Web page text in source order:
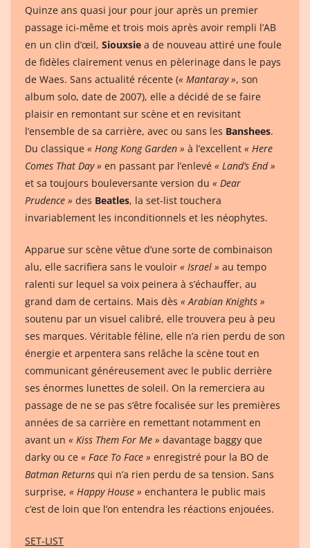
Quinze ans quasi jour pour jour après un premier
passage ici-même et trois mois après avoir rempli l’AB
en un clin d’œil, Siouxsie a de nouveau attiré une foule
de fidèles clairement venus en pèlerinage dans le pays
de Waes. Sans actualité récente (« Mantaray », son
album solo, date de 2007), elle a décidé de se faire
plaisir en remontant sur scène et en revisitant
l’ensemble de sa carrière, avec ou sans les Banshees.
Du classique « Hong Kong Garden » à l’excellent « Here
Comes That Day » en passant par l’enlevé « Land’s End »
et sa toujours bouleversante version du « Dear
Prudence » des Beatles, la set-list touchera
invariablement les inconditionnels et les néophytes.
Apparue sur scène vêtue d’une sorte de combinaison
alu, elle sacrifiera sans le vouloir « Israel » au tempo
ralenti sur lequel sa voix peinera à s’échauffer, au
grand dam de certains. Mais dès « Arabian Knights »
soutenu par un visuel calibré, elle trouvera peu à peu
ses marques. Véritable féline, elle n’a rien perdu de son
énergie et arpentera sans relâche la scène tout en
communicant généreusement avec le public derrière
ses énormes lunettes de soleil. On la remerciera au
passage de ne se pas s’être focalisée sur les premières
années de sa carrière en remettant notamment en
avant un « Kiss Them For Me » davantage baggy que
darky ou ce « Face To Face » enregistré pour la BO de
Batman Returns qui n’a rien perdu de sa tension. Sans
surprise, « Happy House » enchantera le public mais
c’est de loin que l’on entendra les réactions enjouées.
SET-LIST